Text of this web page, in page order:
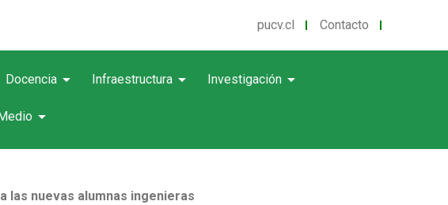
pucv.cl Contacto
Docencia arrow_drop_down Infraestructura arrow_drop_down Investigación arrow_drop_down
arrow_drop_down
las nuevas alumnas ingenieras